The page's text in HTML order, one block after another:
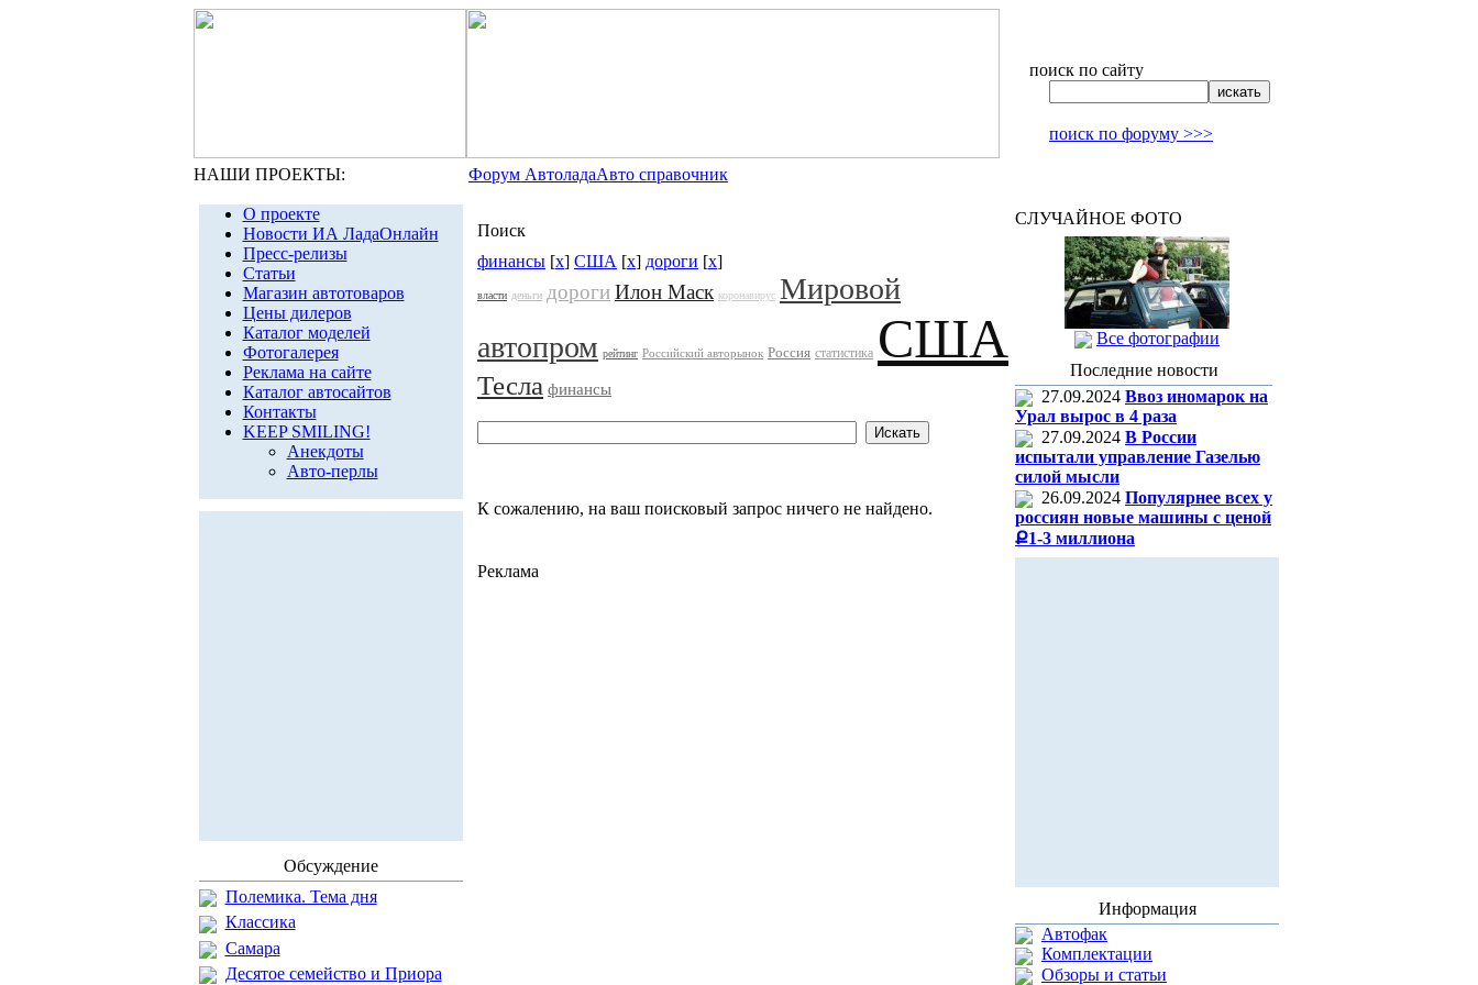
поиск по сайту
поиск по форуму >>>
НАШИ ПРОЕКТЫ: Форум АвтоладаАвто справочник
О проекте
Новости ИА ЛадаОнлайн
Пресс-релизы
Статьи
Магазин автотоваров
Цены дилеров
Каталог моделей
Фотогалерея
Реклама на сайте
Каталог автосайтов
Контакты
KEEP SMILING!
Анекдоты
Авто-перлы
Обсуждение
Полемика. Тема дня
Классика
Самара
Десятое семейство и Приора
Поиск
финансы [x] США [x] дороги [x]
власти деньги дорогиИлон Маск коронавирус Мировой
автопром рейтинг Российский авторынок Россия статистика США
Тесла финансы
К сожалению, на ваш поисковый запрос ничего не найдено.
Реклама
СЛУЧАЙНОЕ ФОТО
Все фотографии
Последние новости
27.09.2024 Ввоз иномарок на
Урал вырос в 4 раза
27.09.2024 В России
испытали управление Газелью
силой мысли
26.09.2024 Популярнее всех у
россиян новые машины с ценой
Ք1-3 миллиона
Информация
Автофак
Комплектации
Обзоры и статьи